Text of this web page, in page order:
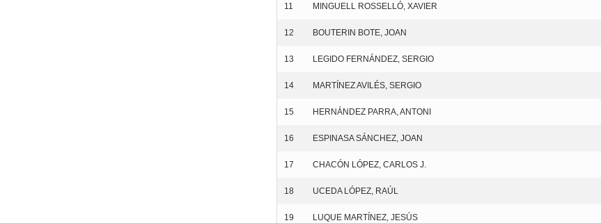
11 MINGUELL ROSSELLÓ, XAVIER
12 BOUTERIN BOTE, JOAN
13 LEGIDO FERNÁNDEZ, SERGIO
14 MARTÍNEZ AVILÉS, SERGIO
15 HERNÁNDEZ PARRA, ANTONI
16 ESPINASA SÁNCHEZ, JOAN
17 CHACÓN LÓPEZ, CARLOS J.
18 UCEDA LÓPEZ, RAÚL
19 LUQUE MARTÍNEZ, JESÚS